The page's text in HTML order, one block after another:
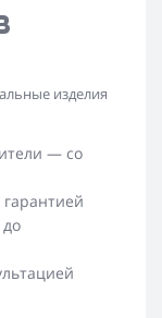
изделия
— со